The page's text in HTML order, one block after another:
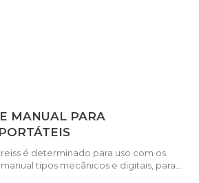
MANUAL PARA
é determinado para uso com os
tipos mecânicos e digitais, para...